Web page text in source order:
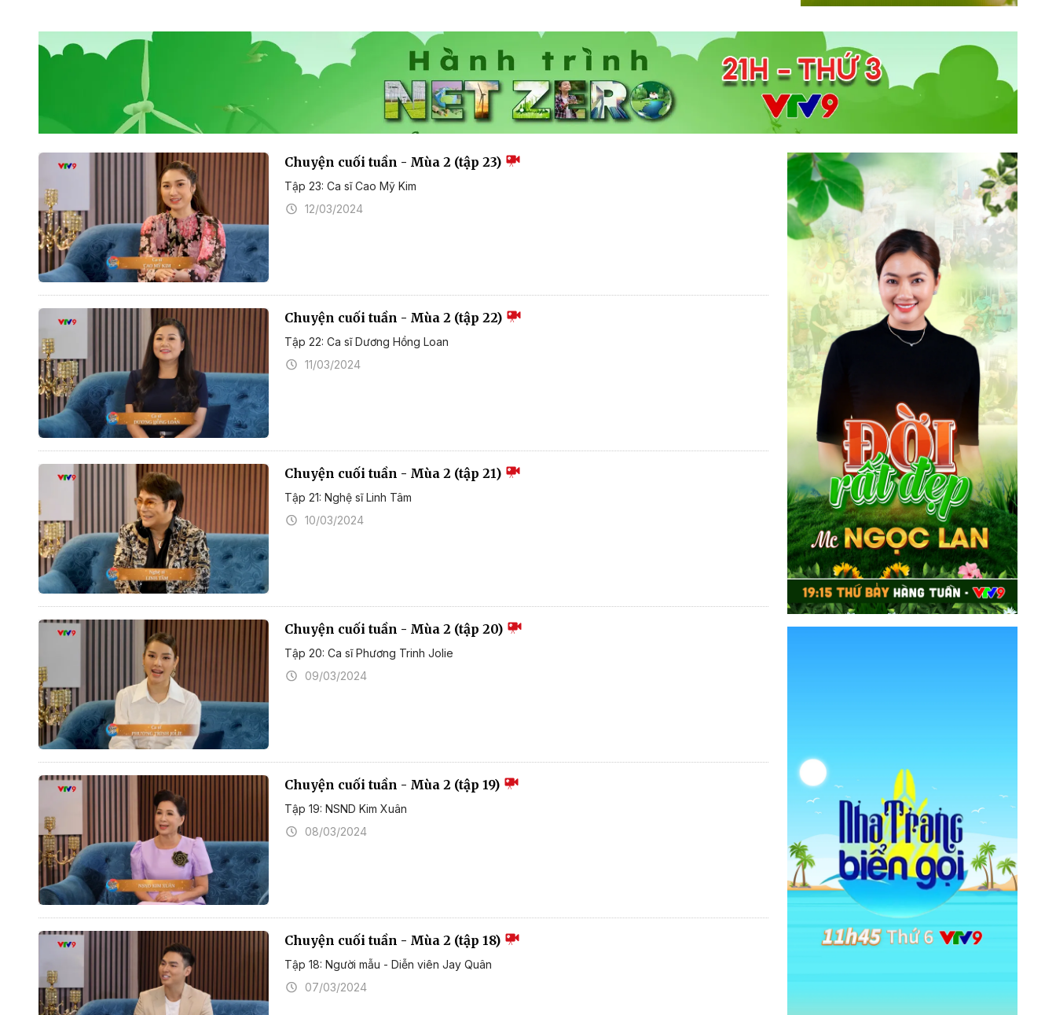
Chuyện cuối tuần - Mùa 2 (tập 23)
Tập 23: Ca sĩ Cao Mỹ Kim
12/03/2024
Chuyện cuối tuần - Mùa 2 (tập 22)
Tập 22: Ca sĩ Dương Hồng Loan
11/03/2024
Chuyện cuối tuần - Mùa 2 (tập 21)
Tập 21: Nghệ sĩ Linh Tâm
10/03/2024
Chuyện cuối tuần - Mùa 2 (tập 20)
Tập 20: Ca sĩ Phương Trinh Jolie
09/03/2024
Chuyện cuối tuần - Mùa 2 (tập 19)
Tập 19: NSND Kim Xuân
08/03/2024
Chuyện cuối tuần - Mùa 2 (tập 18)
Tập 18: Người mẫu - Diễn viên Jay Quân
07/03/2024